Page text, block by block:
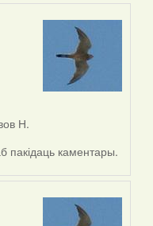
Н.
пакідаць каментары.